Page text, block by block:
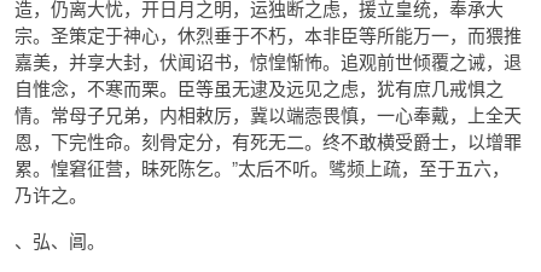
造，仍离大忧，开日月之明，运独断之虑，援立皇统，奉承大
宗。圣策定于神心，休烈垂于不朽，本非臣等所能万一，而猥推
嘉美，并享大封，伏闻诏书，惊惶惭怖。追观前世倾覆之诫，退
自惟念，不寒而栗。臣等虽无逮及远见之虑，犹有庶几戒惧之
情。常母子兄弟，内相敕厉，冀以端悫畏慎，一心奉戴，上全天
恩，下完性命。刻骨定分，有死无二。终不敢横受爵士，以增罪
累。惶窘征营，昧死陈乞。”太后不听。骘频上疏，至于五六，
乃许之。
、弘、阊。